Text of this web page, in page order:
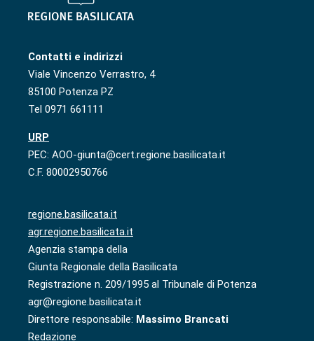
Contatti e indirizzi
Viale Vincenzo Verrastro, 4
85100 Potenza PZ
Tel 0971 661111
URP
PEC: AOO-giunta@cert.regione.basilicata.it
C.F. 80002950766
regione.basilicata.it
agr.regione.basilicata.it
Agenzia stampa della
Giunta Regionale della Basilicata
Registrazione n. 209/1995 al Tribunale di Potenza
agr@regione.basilicata.it
Direttore responsabile: Massimo Brancati
Redazione